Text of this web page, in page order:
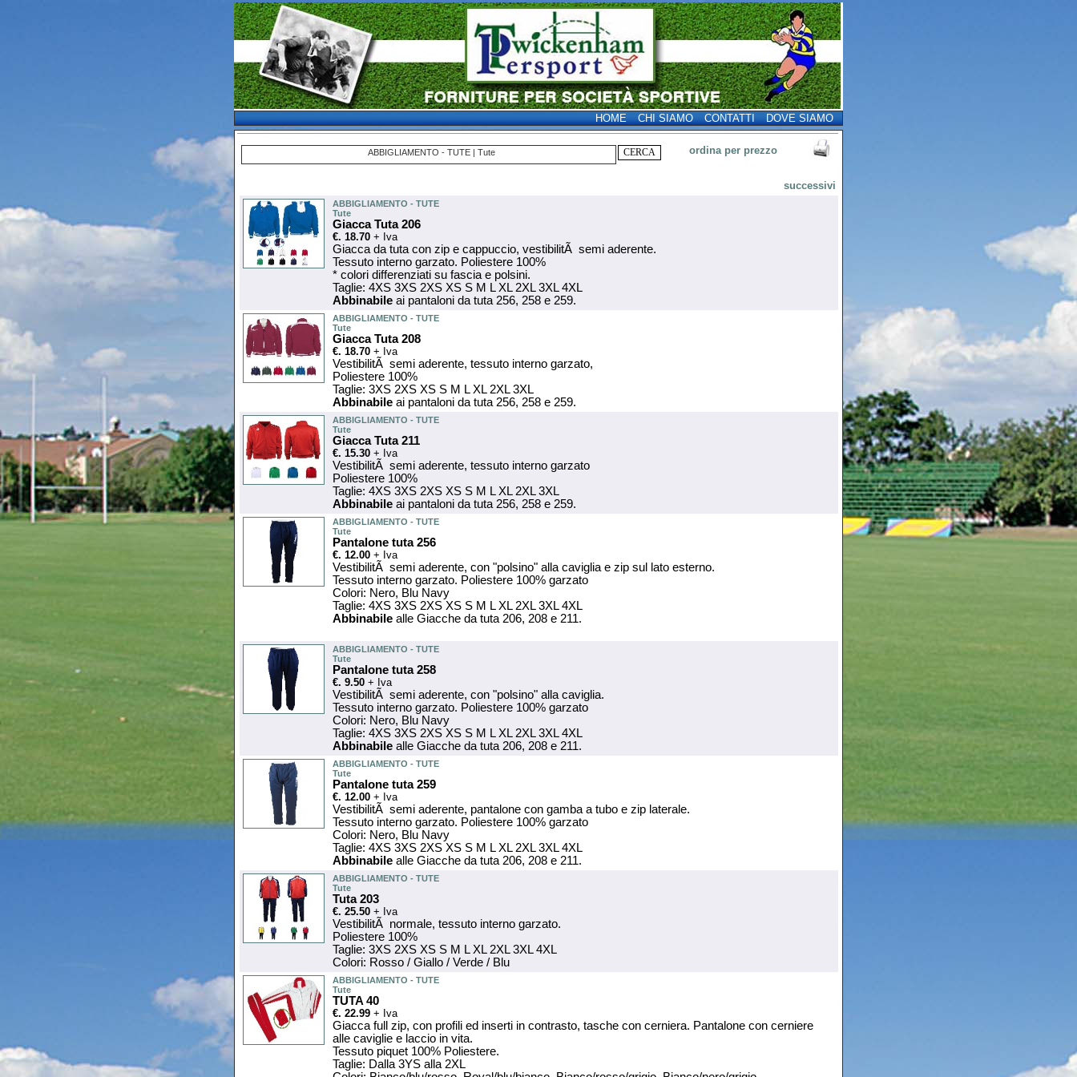
HOME CHI SIAMO CONTATTI DOVE SIAMO
ABBIGLIAMENTO - TUTE | Tute ordina per prezzo
successivi
ABBIGLIAMENTO - TUTE
Tute
Giacca Tuta 206
€. 18.70 + Iva
Giacca da tuta con zip e cappuccio, vestibilitÃ semi aderente.
Tessuto interno garzato. Poliestere 100%
* colori differenziati su fascia e polsini.
Taglie: 4XS 3XS 2XS XS S M L XL 2XL 3XL 4XL
Abbinabile ai pantaloni da tuta 256, 258 e 259.
ABBIGLIAMENTO - TUTE
Tute
Giacca Tuta 208
€. 18.70 + Iva
VestibilitÃ semi aderente, tessuto interno garzato,
Poliestere 100%
Taglie: 3XS 2XS XS S M L XL 2XL 3XL
Abbinabile ai pantaloni da tuta 256, 258 e 259.
ABBIGLIAMENTO - TUTE
Tute
Giacca Tuta 211
€. 15.30 + Iva
VestibilitÃ semi aderente, tessuto interno garzato
Poliestere 100%
Taglie: 4XS 3XS 2XS XS S M L XL 2XL 3XL
Abbinabile ai pantaloni da tuta 256, 258 e 259.
ABBIGLIAMENTO - TUTE
Tute
Pantalone tuta 256
€. 12.00 + Iva
VestibilitÃ semi aderente, con "polsino" alla caviglia e zip sul lato esterno.
Tessuto interno garzato. Poliestere 100% garzato
Colori: Nero, Blu Navy
Taglie: 4XS 3XS 2XS XS S M L XL 2XL 3XL 4XL
Abbinabile alle Giacche da tuta 206, 208 e 211.
ABBIGLIAMENTO - TUTE
Tute
Pantalone tuta 258
€. 9.50 + Iva
VestibilitÃ semi aderente, con "polsino" alla caviglia.
Tessuto interno garzato. Poliestere 100% garzato
Colori: Nero, Blu Navy
Taglie: 4XS 3XS 2XS XS S M L XL 2XL 3XL 4XL
Abbinabile alle Giacche da tuta 206, 208 e 211.
ABBIGLIAMENTO - TUTE
Tute
Pantalone tuta 259
€. 12.00 + Iva
VestibilitÃ semi aderente, pantalone con gamba a tubo e zip laterale.
Tessuto interno garzato. Poliestere 100% garzato
Colori: Nero, Blu Navy
Taglie: 4XS 3XS 2XS XS S M L XL 2XL 3XL 4XL
Abbinabile alle Giacche da tuta 206, 208 e 211.
ABBIGLIAMENTO - TUTE
Tute
Tuta 203
€. 25.50 + Iva
VestibilitÃ normale, tessuto interno garzato.
Poliestere 100%
Taglie: 3XS 2XS XS S M L XL 2XL 3XL 4XL
Colori: Rosso / Giallo / Verde / Blu
ABBIGLIAMENTO - TUTE
Tute
TUTA 40
€. 22.99 + Iva
Giacca full zip, con profili ed inserti in contrasto, tasche con cerniera. Pantalone con cerniere
alle caviglie e laccio in vita.
Tessuto piquet 100% Poliestere.
Taglie: Dalla 3YS alla 2XL